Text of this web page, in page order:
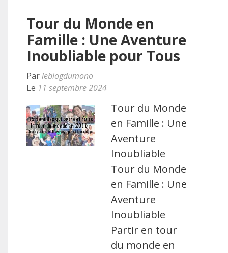
Tour du Monde en
Famille : Une Aventure
Inoubliable pour Tous
Parleblogdumono
Le 11 septembre 2024
Tour du Monde
en Famille : Une
Aventure
Inoubliable
Tour du Monde
en Famille : Une
Aventure
Inoubliable
Partir en tour
du monde en